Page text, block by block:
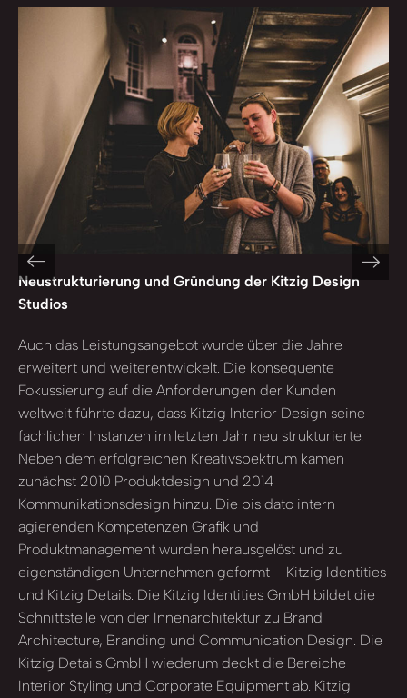
Neustrukturierung und Gründung der Kitzig Design
Studios
Auch das Leistungsangebot wurde über die Jahre
erweitert und weiterentwickelt. Die konsequente
Fokussierung auf die Anforderungen der Kunden
weltweit führte dazu, dass Kitzig Interior Design seine
fachlichen Instanzen im letzten Jahr neu strukturierte.
Neben dem erfolgreichen Kreativspektrum kamen
zunächst 2010 Produktdesign und 2014
Kommunikationsdesign hinzu. Die bis dato intern
agierenden Kompetenzen Grafik und
Produktmanagement wurden herausgelöst und zu
eigenständigen Unternehmen geformt – Kitzig Identities
und Kitzig Details. Die Kitzig Identities GmbH bildet die
Schnittstelle von der Innenarchitektur zu Brand
Architecture, Branding und Communication Design. Die
Kitzig Details GmbH wiederum deckt die Bereiche
Interior Styling und Corporate Equipment ab. Kitzig